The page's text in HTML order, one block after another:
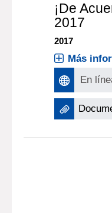
¡De
2017
2017
Más
En